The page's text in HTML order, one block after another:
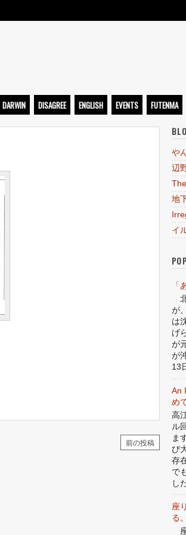
DARWIN DISAGREE ENGLISH EVENTS FUTENMA
前の投稿
や
辺
地
イ
「
が
は
げ
が
が
13
An
め
高
ル
ま
び
存
で
し
座
る